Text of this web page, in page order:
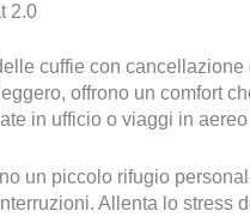
2.0
cuffie con
offrono un comfort
in ufficio o viaggi in
un piccolo rifugio
Allenta lo stress